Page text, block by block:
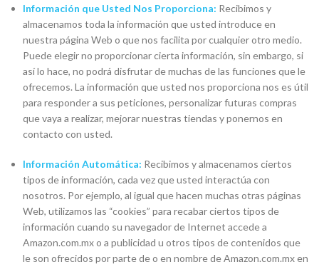
Información que Usted Nos Proporciona: Recibimos y
almacenamos toda la información que usted introduce en
nuestra página Web o que nos facilita por cualquier otro medio.
Puede elegir no proporcionar cierta información, sin embargo, si
así lo hace, no podrá disfrutar de muchas de las funciones que le
ofrecemos. La información que usted nos proporciona nos es útil
para responder a sus peticiones, personalizar futuras compras
que vaya a realizar, mejorar nuestras tiendas y ponernos en
contacto con usted.
Información Automática: Recibimos y almacenamos ciertos
tipos de información, cada vez que usted interactúa con
nosotros. Por ejemplo, al igual que hacen muchas otras páginas
Web, utilizamos las “cookies” para recabar ciertos tipos de
información cuando su navegador de Internet accede a
Amazon.com.mx o a publicidad u otros tipos de contenidos que
le son ofrecidos por parte de o en nombre de Amazon.com.mx en